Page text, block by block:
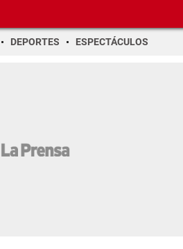
DEPORTES ESPECTÁCULOS